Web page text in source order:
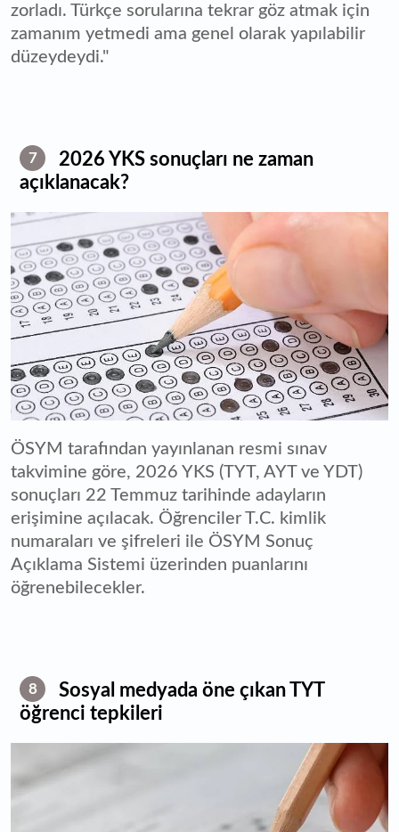
zorladı. Türkçe sorularına tekrar göz atmak için
zamanım yetmedi ama genel olarak yapılabilir
düzeydeydi."
7
2026 YKS sonuçları ne zaman
açıklanacak?
ÖSYM tarafından yayınlanan resmi sınav
takvimine göre, 2026 YKS (TYT, AYT ve YDT)
sonuçları 22 Temmuz tarihinde adayların
erişimine açılacak. Öğrenciler T.C. kimlik
numaraları ve şifreleri ile ÖSYM Sonuç
Açıklama Sistemi üzerinden puanlarını
öğrenebilecekler.
8
Sosyal medyada öne çıkan TYT
öğrenci tepkileri